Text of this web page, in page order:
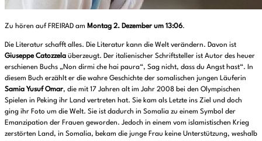
Zu hören auf FREIRAD am Montag 2. Dezember um 13:06.
Die Literatur schafft alles. Die Literatur kann die Welt verändern. Davon ist
Giuseppe Catozzela überzeugt. Der italienischer Schriftsteller ist Autor des heuer
erschienen Buchs „Non dirmi che hai paura“, Sag nicht, dass du Angst hast“. In
diesem Buch erzählt er die wahre Geschichte der somalischen jungen Läuferin
Samia Yusuf Omar, die mit 17 Jahren alt im Jahr 2008 bei den Olympischen
Spielen in Peking ihr Land vertreten hat. Sie kam als Letzte ins Ziel und doch
ging ihr Foto um die Welt. Sie ist dadurch in Somalia zu einem Symbol der
Emanzipation der Frauen geworden. Jedoch in einem vom islamistischen Krieg
zerstörten Land, in Somalia, bekam die junge Frau keine Unterstützung, weshalb